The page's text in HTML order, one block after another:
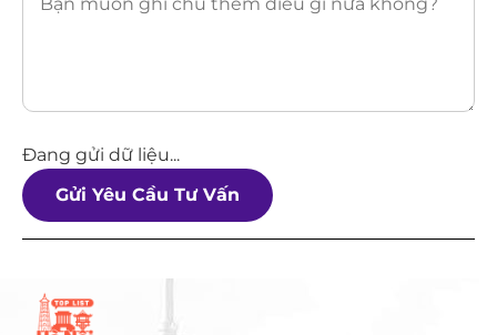
Đang gửi dữ liệu...
Gửi Yêu Cầu Tư Vấn